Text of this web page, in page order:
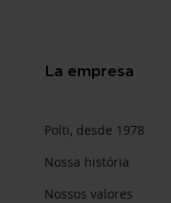
La empresa
Polti, desde 1978
Nossa história
Nossos valores